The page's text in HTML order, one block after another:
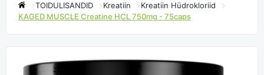
TOIDULISANDID Kreatiin
Kreatiin Hüdrokloriid
KAGED MUSCLE Creatine HCL 750mg - 75caps